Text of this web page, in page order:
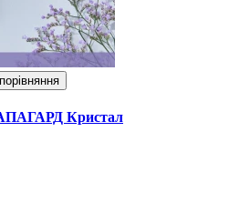
порівняння
Кристал